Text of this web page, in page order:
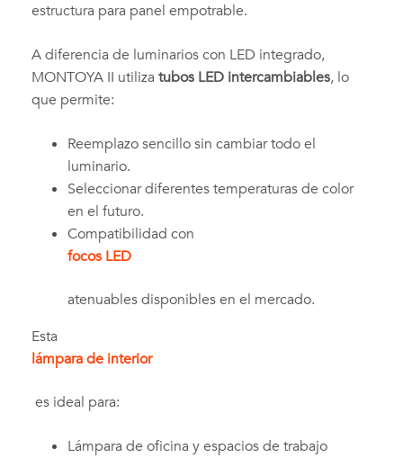
estructura para panel empotrable.
A diferencia de luminarios con LED integrado,
MONTOYA II utiliza tubos LED intercambiables, lo
que permite:
Reemplazo sencillo sin cambiar todo el
luminario.
Seleccionar diferentes temperaturas de color
en el futuro.
Compatibilidad con
focos LED
atenuables disponibles en el mercado.
Esta
lámpara de interior
es ideal para:
Lámpara de oficina y espacios de trabajo